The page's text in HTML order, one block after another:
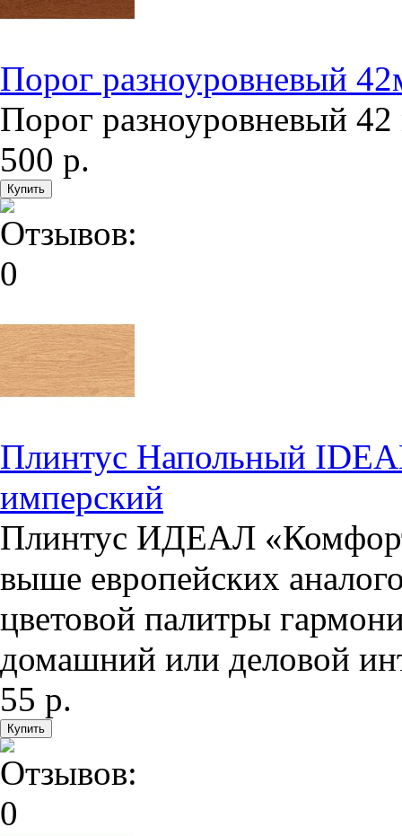
Порог разноуровневый
Порог разноуровневый
500 р.
Плинтус Напольный
имперский
Плинтус ИДЕАЛ
выше европейских
цветовой палитры
домашний или деловой
55 р.